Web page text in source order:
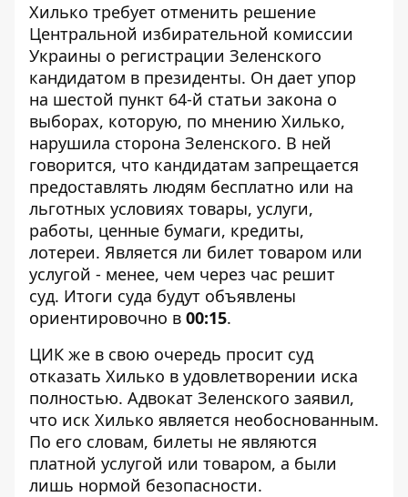
Хилько требует отменить решение
Центральной избирательной комиссии
Украины о регистрации Зеленского
кандидатом в президенты. Он дает упор
на шестой пункт 64-й статьи закона о
выборах, которую, по мнению Хилько,
нарушила сторона Зеленского. В ней
говорится, что кандидатам запрещается
предоставлять людям бесплатно или на
льготных условиях товары, услуги,
работы, ценные бумаги, кредиты,
лотереи. Является ли билет товаром или
услугой - менее, чем через час решит
суд. Итоги суда будут объявлены
ориентировочно в 00:15.
ЦИК же в свою очередь просит суд
отказать Хилько в удовлетворении иска
полностью. Адвокат Зеленского заявил,
что иск Хилько является необоснованным.
По его словам, билеты не являются
платной услугой или товаром, а были
лишь нормой безопасности.